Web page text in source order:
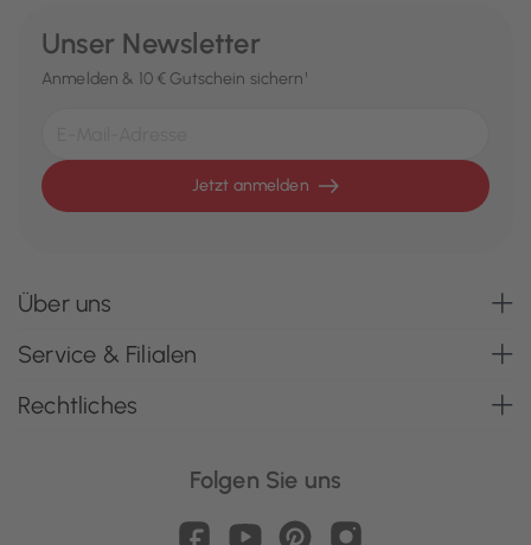
Unser Newsletter
Anmelden & 10 € Gutschein sichern¹
Jetzt anmelden
Über uns
Service & Filialen
Rechtliches
Folgen Sie uns